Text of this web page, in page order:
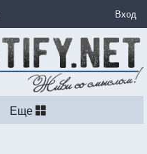
Вход
Еще